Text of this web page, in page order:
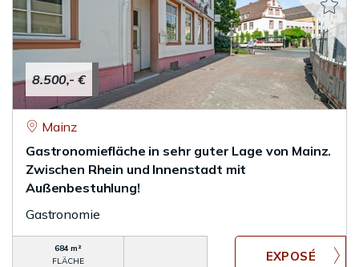
8.500,- €
Mainz
Gastronomiefläche in sehr guter Lage von Mainz.
Zwischen Rhein und Innenstadt mit
Außenbestuhlung!
Gastronomie
684 m²
FLÄCHE